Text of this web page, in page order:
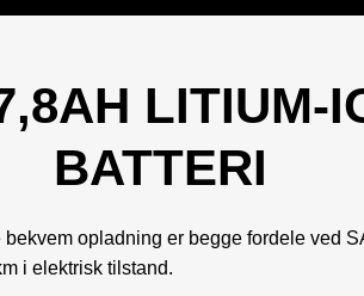
LITIUM-
BATTERI
opladning er begge fordele ved
i elektrisk tilstand.